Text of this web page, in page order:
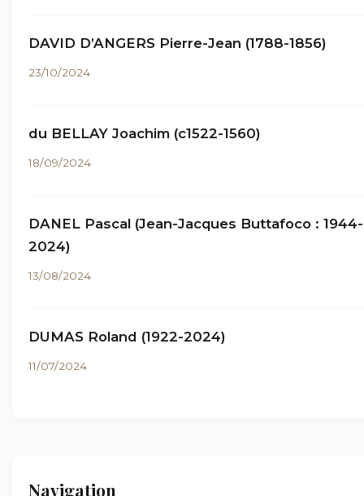
DAVID D’ANGERS Pierre-Jean (1788-1856)
23/10/2024
du BELLAY Joachim (c1522-1560)
18/09/2024
DANEL Pascal (Jean-Jacques Buttafoco : 1944-
2024)
13/08/2024
DUMAS Roland (1922-2024)
11/07/2024
Navigation